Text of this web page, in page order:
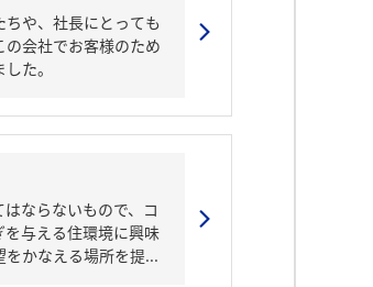
や、社長にとっても
会社でお客様のため
た。
ならないもので、コ
与える住環境に興味
かなえる場所を提...